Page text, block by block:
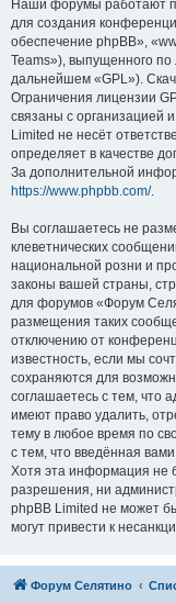
Наши форумы работают
для создания
обеспечение phpBB»,
Teams»), выпущенного по
дальнейшем «GPL»).
Ограничения лицензии
связаны с организацией
Limited не несёт
определяет в качестве
За дополнительной
https://www.phpbb.com/.
Вы соглашаетесь не
клеветнических
национальной розни и
законы вашей страны,
для форумов «Форум
размещения таких
отключению от
известность, если мы
сохраняются для
соглашаетесь с тем, что
имеют право удалить,
тему в любое время по
с тем, что введённая
Хотя эта информация не
разрешения, ни
phpBB Limited не может
могут привести к
Форум Селятино